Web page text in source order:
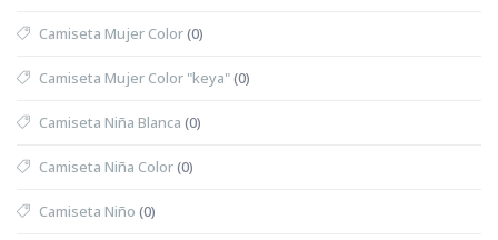
Camiseta Mujer Color(0)
Camiseta Mujer Color "keya"(0)
Camiseta Niña Blanca (0)
Camiseta Niña Color(0)
Camiseta Niño (0)